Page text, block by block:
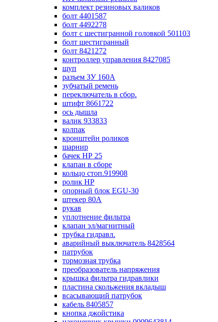
комплект резиновых валиков
болт 4401587
болт 4492278
болт с шестигранной головкой 501103
болт шестигранный
болт 8421272
контроллер управления 8427085
щуп
разъем ЗУ 160А
зубчатый ремень
переключатель в сбор.
штифт 8661722
ось дышла
валик 933833
колпак
кронштейн роликов
шарнир
бачек НР 25
клапан в сборе
кольцо стоп.919908
ролик НР
опорный блок EGU-30
штекер 80А
рукав
уплотнение фильтра
клапан эл/магнитный
трубка гидравл.
аварийный выключатель 8428564
патрубок
тормозная трубка
преобразователь напряжения
крышка фильтра гидравлики
пластина скольжения вкладыш
всасывающий патрубок
кабель 8405857
кнопка джойстика